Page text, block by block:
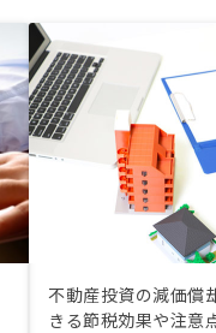
不動産投資の減価償
きる節税効果や注意